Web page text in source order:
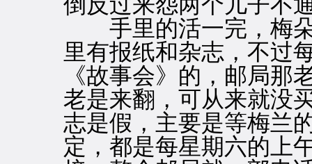
手里的活一完，梅朵
里有报纸和杂志，不过
《故事会》的，邮局那
老是来翻，可从来就没
志是假，主要是等梅兰
定，都是每星期六的上